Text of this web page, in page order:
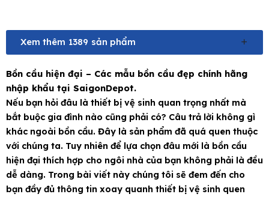
Xem thêm 1389 sản phẩm
Bồn cầu hiện đại – Các mẫu bồn cầu đẹp chính hãng
nhập khẩu tại SaigonDepot.
Nếu bạn hỏi đâu là thiết bị vệ sinh quan trọng nhất mà
bắt buộc gia đình nào cũng phải có? Câu trả lời không gì
khác ngoài bồn cầu. Đây là sản phẩm đã quá quen thuộc
với chúng ta. Tuy nhiên để lựa chọn đâu mới là bồn cầu
hiện đại thích hợp cho ngôi nhà của bạn không phải là đều
dễ dàng. Trong bài viết này chúng tôi sẽ đem đến cho
bạn đầy đủ thông tin xoay quanh thiết bị vệ sinh quen